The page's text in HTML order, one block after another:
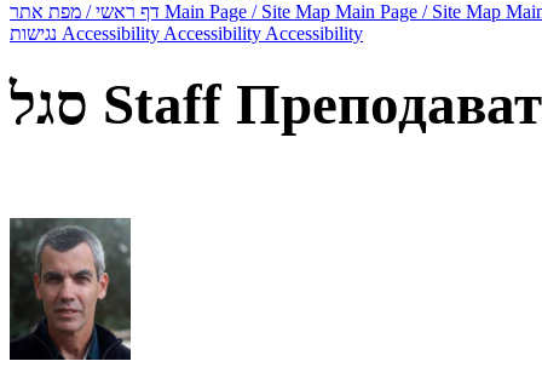
Main Page / Site Map Main Page / Site Map
Accessibility Accessibility Accessibility
סגל Staff